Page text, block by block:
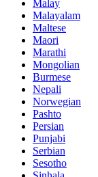
Malay
Malayalam
Maltese
Maori
Marathi
Mongolian
Burmese
Nepali
Norwegian
Pashto
Persian
Punjabi
Serbian
Sesotho